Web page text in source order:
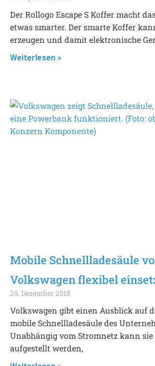
Der Rollogo Escape S Koffer macht
etwas smarter. Der smarte Koffer
erzeugen und damit elektronische
Weiterlesen »
Mobile Schnellladesäule
Volkswagen flexibel
29. Dezember 2018
Volkswagen gibt einen Ausblick auf
mobile Schnellladesäule des
Unabhängig vom Stromnetz kann
aufgestellt werden,